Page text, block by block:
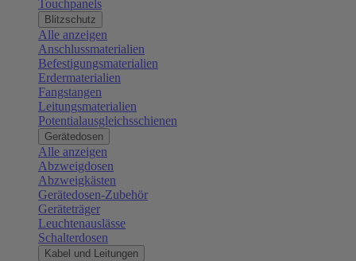
Touchpanels
Blitzschutz
Alle anzeigen
Anschlussmaterialien
Befestigungsmaterialien
Erdermaterialien
Fangstangen
Leitungsmaterialien
Potentialausgleichsschienen
Gerätedosen
Alle anzeigen
Abzweigdosen
Abzweigkästen
Gerätedosen-Zubehör
Geräteträger
Leuchtenauslässe
Schalterdosen
Kabel und Leitungen